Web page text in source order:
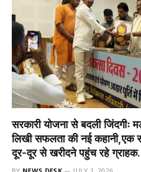
सरकारी योजना से बदली जिंदगीः
लिखी सफलता की नई कहानी,एक
दूर-दूर से खरीदने पहुंच रहे